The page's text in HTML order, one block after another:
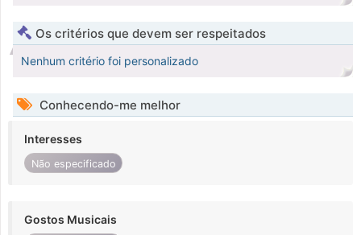
Os critérios que devem ser respeitados
Nenhum critério foi personalizado
Conhecendo-me melhor
Interesses
Não especificado
Gostos Musicais